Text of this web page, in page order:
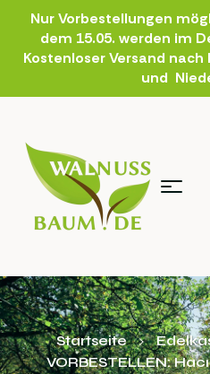
Nur Vorbestellungen
dem 15.05. werden im
Kostenloser Versand
und
Startseite
VORBESTELLEN: